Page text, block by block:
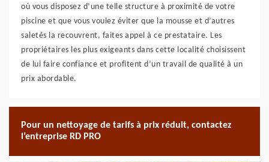
où vous disposez d’une telle structure à proximité de votre
piscine et que vous voulez éviter que la mousse et d’autres
saletés la recouvrent, faites appel à ce prestataire. Les
propriétaires les plus exigeants dans cette localité choisissent
de lui faire confiance et profitent d’un travail de qualité à un
prix abordable.
Pour un nettoyage de tarifs à prix réduit, contactez
l’entreprise RD PRO